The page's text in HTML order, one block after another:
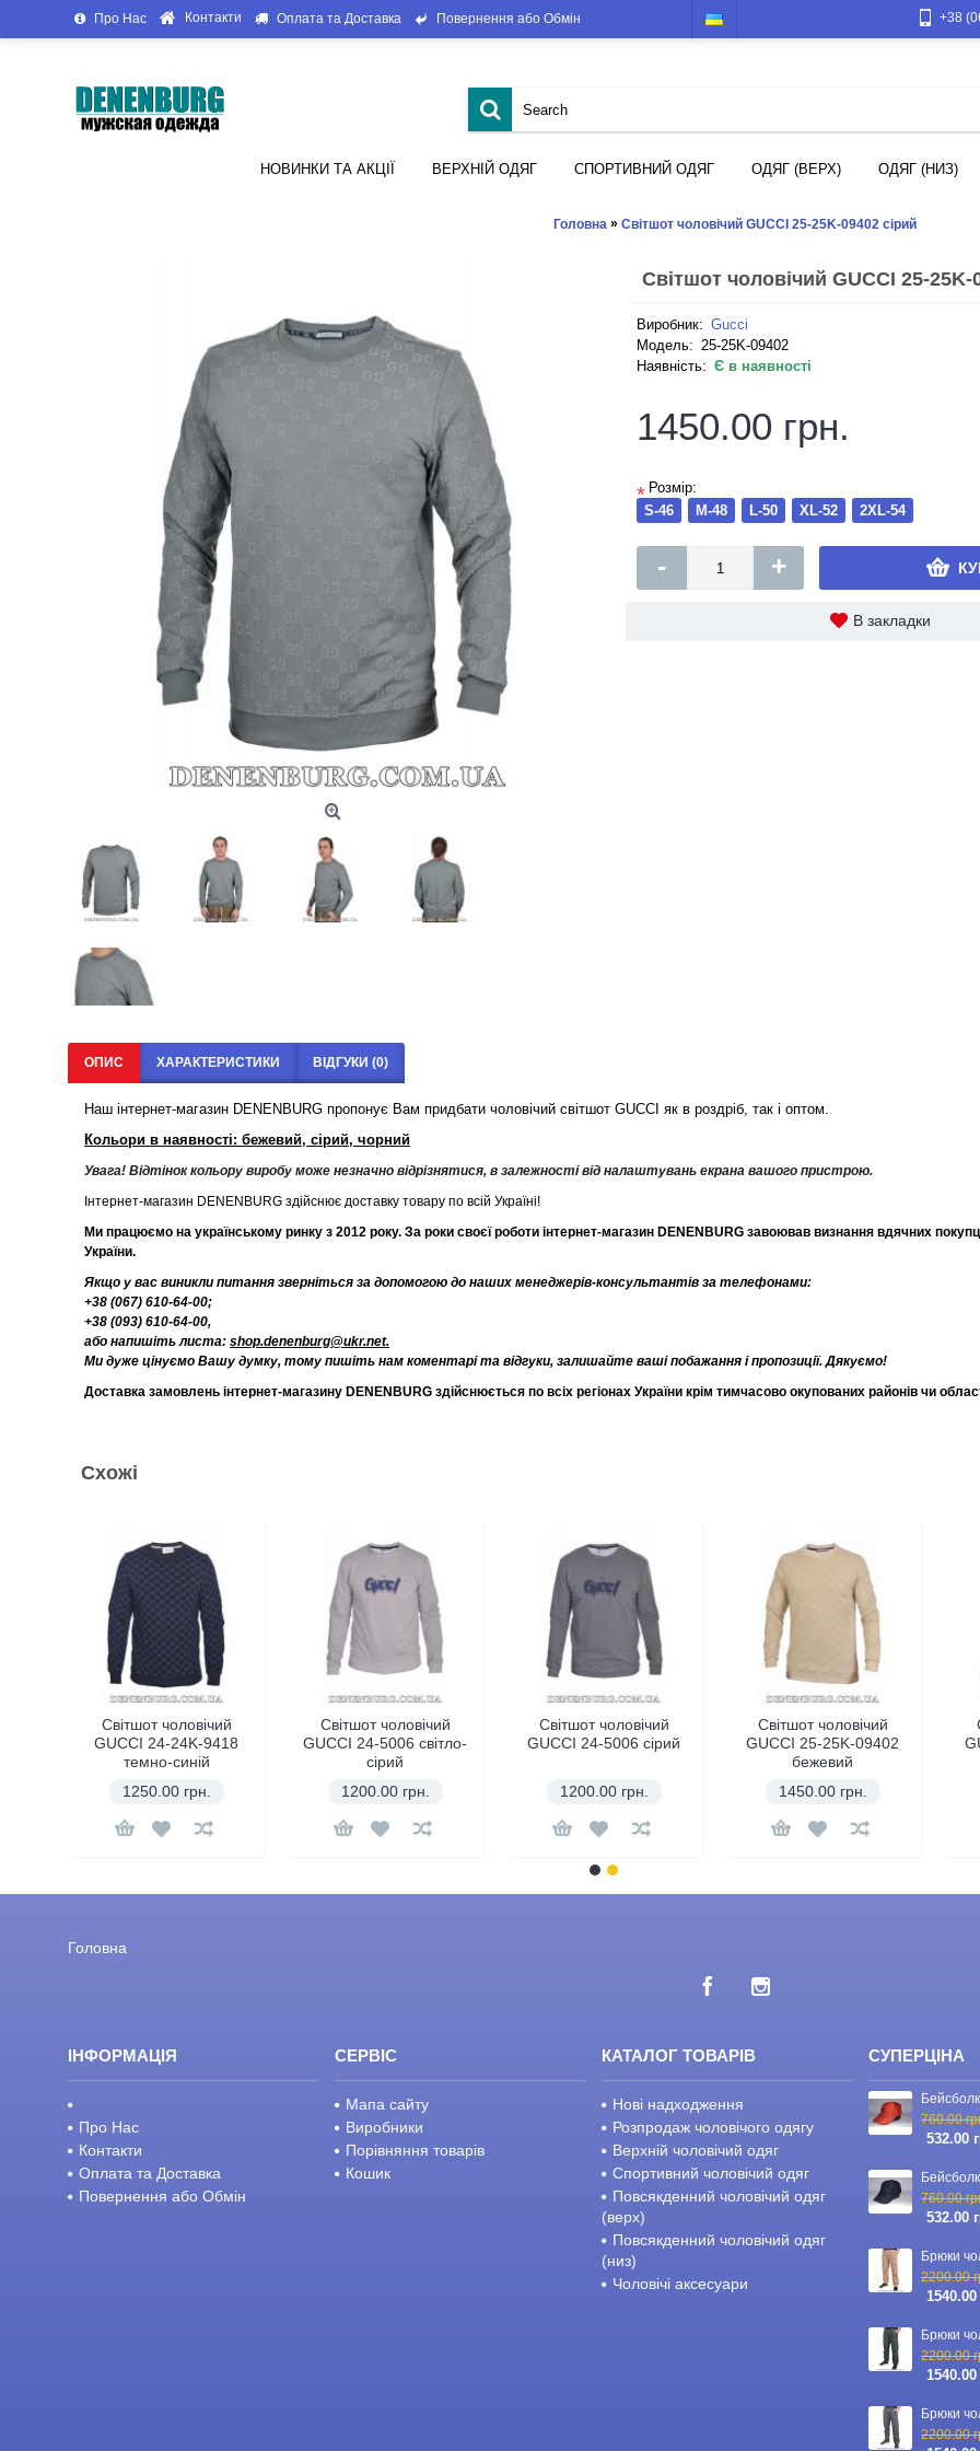
Про Нас Контакти Оплата та Доставка Повернення або Обмін +38
НОВИНКИ ТА АКЦІЇ ВЕРХНІЙ ОДЯГ СПОРТИВНИЙ ОДЯГ ОДЯГ (ВЕРХ) ОДЯГ (НИЗ)
Головна » Світшот чоловічий GUCCI 25-25K-09402 сірий
Світшот чоловічий GUCCI 25-25K-
Виробник: Gucci
Модель: 25-25K-09402
Наявність: Є в наявності
1450.00 грн.
* Розмір:
S-46
M-48 L-50 XL-52 2XL-54
- +
В закладки
ОПИС ХАРАКТЕРИСТИКИ ВІДГУКИ (0)
Наш інтернет-магазин DENENBURG пропонує Вам придбати чоловічий світшот GUCCI як в роздріб, так і оптом.
Кольори в наявності: бежевий, сірий, чорний
Увага! Відтінок кольору виробу може незначно відрізнятися, в залежності від налаштувань екрана вашого пристрою.
Інтернет-магазин DENENBURG здійснює доставку товару по всій Україні!
Ми працюємо на українському ринку з 2012 року. За роки своєї роботи інтернет-магазин DENENBURG завоював визнання вдячних
України.
Якщо у вас виникли питання зверніться за допомогою до наших менеджерів-консультантів за телефонами:
+38 (067) 610-64-00;
+38 (093) 610-64-00,
або напишіть листа: shop.denenburg@ukr.net.
Ми дуже цінуємо Вашу думку, тому пишіть нам коментарі та відгуки, залишайте ваші побажання і пропозиції. Дякуємо!
Доставка замовлень інтернет-магазину DENENBURG здійснюється по всіх регіонах України крім тимчасово окупованих районів чи
Схожі
Світшот чоловічий
GUCCI 24-24K-9418
темно-синій
1250.00 грн.
Світшот чоловічий
GUCCI 24-5006 світло-
сірий
1200.00 грн.
Світшот чоловічий
GUCCI 24-5006 сірий
1200.00 грн.
Світшот чоловічий
GUCCI 25-25K-09402
бежевий
1450.00 грн.
Головна
ІНФОРМАЦІЯ
Про Нас
Контакти
Оплата та Доставка
Повернення або Обмін
СЕРВІС
Мапа сайту
Виробники
Порівняння товарів
Кошик
КАТАЛОГ ТОВАРІВ
Нові надходження
Розпродаж чоловічого одягу
Верхній чоловічий одяг
Спортивний чоловічий одяг
Повсякденний чоловічий одяг
(верх)
Повсякденний чоловічий одяг
(низ)
Чоловічі аксесуари
СУПЕРЦІНА
760.00
532.00
760.00
532.00
2200.00
1540.00
2200.00
1540.00
2200.00